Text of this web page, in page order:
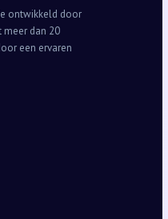
ontwikkeld door
meer dan 20
een ervaren